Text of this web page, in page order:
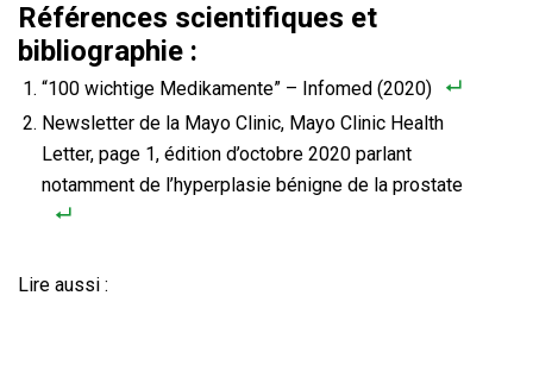
Références scientifiques et
bibliographie :
“100 wichtige Medikamente” – Infomed (2020)
Newsletter de la Mayo Clinic, Mayo Clinic Health
Letter, page 1, édition d’octobre 2020 parlant
notamment de l’hyperplasie bénigne de la prostate
Lire aussi :